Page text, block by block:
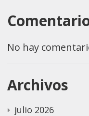
No hay
Archivos
julio 2026